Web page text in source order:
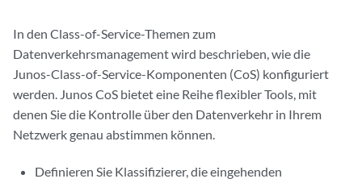
In den Class-of-Service-Themen zum
Datenverkehrsmanagement wird beschrieben, wie die
Junos-Class-of-Service-Komponenten (CoS) konfiguriert
werden. Junos CoS bietet eine Reihe flexibler Tools, mit
denen Sie die Kontrolle über den Datenverkehr in Ihrem
Netzwerk genau abstimmen können.
Definieren Sie Klassifizierer, die eingehenden